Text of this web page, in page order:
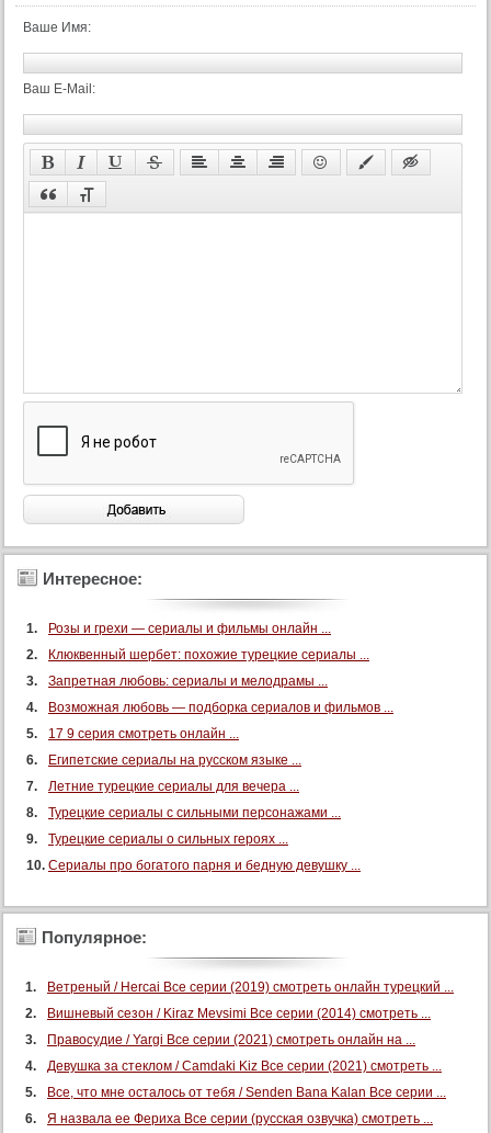
Ваше Имя:
Ваш E-Mail:
Интересное:
Розы и грехи — сериалы и фильмы онлайн ...
Клюквенный шербет: похожие турецкие сериалы ...
Запретная любовь: сериалы и мелодрамы ...
Возможная любовь — подборка сериалов и фильмов ...
17 9 серия смотреть онлайн ...
Египетские сериалы на русском языке ...
Летние турецкие сериалы для вечера ...
Турецкие сериалы с сильными персонажами ...
Турецкие сериалы о сильных героях ...
Сериалы про богатого парня и бедную девушку ...
Популярное:
Ветреный / Hercai Все серии (2019) смотреть онлайн турецкий ...
Вишневый сезон / Kiraz Mevsimi Все серии (2014) смотреть ...
Правосудие / Yargi Все серии (2021) смотреть онлайн на ...
Девушка за стеклом / Camdaki Kiz Все серии (2021) смотреть ...
Все, что мне осталось от тебя / Senden Bana Kalan Все серии ...
Я назвала ее Фериха Все серии (русская озвучка) смотреть ...